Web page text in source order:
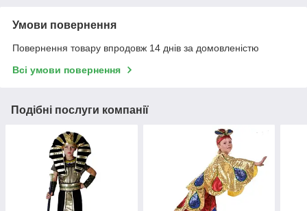
Умови повернення
Повернення товару впродовж 14 днів за домовленістю
Всі умови повернення
Подібні послуги компанії